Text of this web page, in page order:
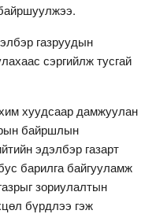
газруудын
сэргийлж тусгай
хуудсаар дамжуулан
байршлын
эдэлбэр газарт
барилга байгууламж
зориулалтын
бүрдлээ гэж